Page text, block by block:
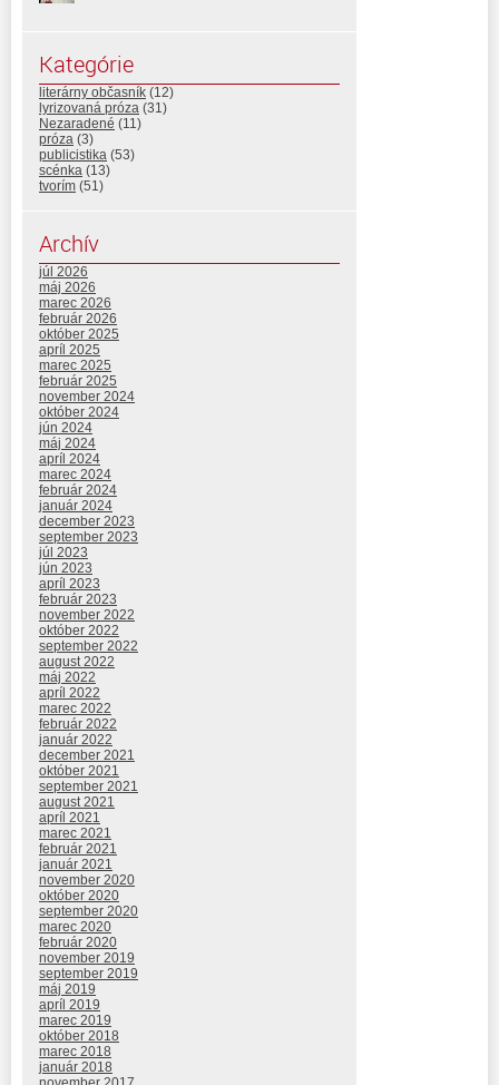
Kategórie
literárny občasník (12)
lyrizovaná próza (31)
Nezaradené (11)
próza (3)
publicistika (53)
scénka (13)
tvorím (51)
Archív
júl 2026
máj 2026
marec 2026
február 2026
október 2025
apríl 2025
marec 2025
február 2025
november 2024
október 2024
jún 2024
máj 2024
apríl 2024
marec 2024
február 2024
január 2024
december 2023
september 2023
júl 2023
jún 2023
apríl 2023
február 2023
november 2022
október 2022
september 2022
august 2022
máj 2022
apríl 2022
marec 2022
február 2022
január 2022
december 2021
október 2021
september 2021
august 2021
apríl 2021
marec 2021
február 2021
január 2021
november 2020
október 2020
september 2020
marec 2020
február 2020
november 2019
september 2019
máj 2019
apríl 2019
marec 2019
október 2018
marec 2018
január 2018